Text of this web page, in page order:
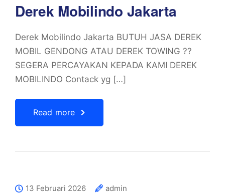
Derek Mobilindo Jakarta
Derek Mobilindo Jakarta BUTUH JASA DEREK
MOBIL GENDONG ATAU DEREK TOWING ??
SEGERA PERCAYAKAN KEPADA KAMI DEREK
MOBILINDO Contack yg […]
Read more
13 Februari 2026
admin